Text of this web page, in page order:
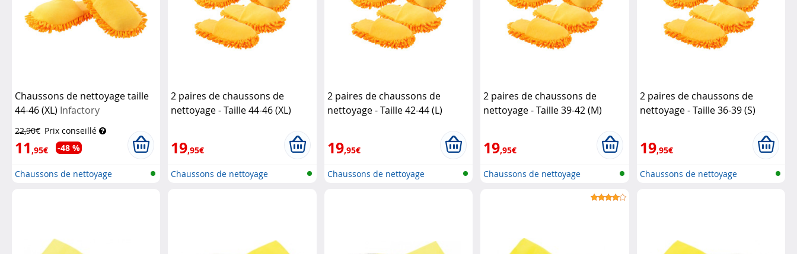
Chaussons de nettoyage taille
44-46 (XL) Infactory
22,90€ Prix conseillé
11,95€ -48 %
Chaussons de nettoyage
2 paires de chaussons de
nettoyage - Taille 44-46 (XL)
19,95€
Chaussons de nettoyage
2 paires de chaussons de
nettoyage - Taille 42-44 (L)
19,95€
Chaussons de nettoyage
2 paires de chaussons de
nettoyage - Taille 39-42 (M)
19,95€
Chaussons de nettoyage
2 paires de chaussons de
nettoyage - Taille 36-39 (S)
19,95€
Chaussons de nettoyage